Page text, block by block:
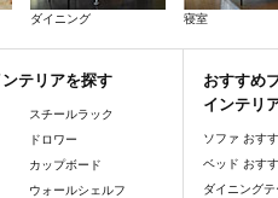
ダイニング 寝室
テリアを探す
スチールラック
ドロワー
カップボード
ウォールシェルフ
おすすめ
インテリ
ソファ おす
ベッド おす
ダイニング